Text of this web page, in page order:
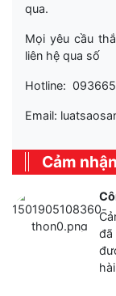
qua.
Mọi yêu cầu
liên hệ qua số
Hotline:
Email:
Cảm
đã